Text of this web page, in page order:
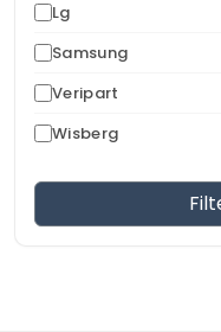
Lg
Samsung
Veripart
Wisberg